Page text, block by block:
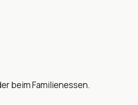
beim Familienessen.